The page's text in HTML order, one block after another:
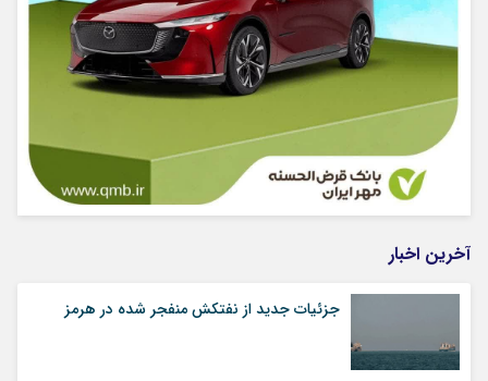
آخرین اخبار
جزئیات جدید از نفتکش منفجر شده در هرمز